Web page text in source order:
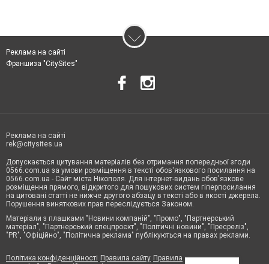
Реклама на сайті
Франшиза "CitySites"
Реклама на сайті
rek@citysites.ua
Допускається цитування матеріалів без отримання попередньої згоди
0566.com.ua за умови розміщення в тексті обов'язкового посилання на
0566.com.ua - Сайт міста Нікополя. Для інтернет-видань обов'язкове
розміщення прямого, відкритого для пошукових систем гіперпосилання
на цитовані статті не нижче другого абзацу в тексті або в якості джерела.
Порушення виняткових прав переслідується Законом.
Матеріали з плашками "Новини компаній", "Промо", "Партнерський
матеріал", "Партнерський спецпроєкт", "Політичні новини", "Пресреліз",
"PR", "Офіційно", "Політична реклама" публікуються на правах реклами.
Політика конфіденційності Правила сайту Правила